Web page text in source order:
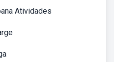
Atividades